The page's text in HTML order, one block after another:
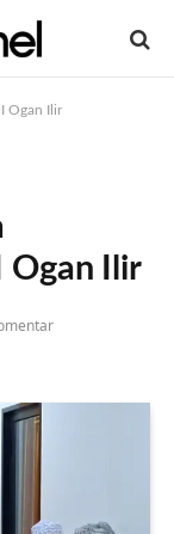
Ogan Ilir
Ogan Ilir